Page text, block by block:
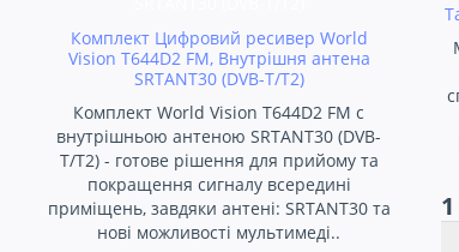
Комплект Цифровий ресивер World
Vision T644D2 FM, Внутрішня антена
SRTANT30 (DVB-T/T2)
Комплект World Vision T644D2 FM c
внутрішньою антеною SRTANT30 (DVB-
T/T2) - готове рішення для прийому та
покращення сигналу всередині
приміщень, завдяки антені: SRTANT30 та
нові можливості мультимеді..